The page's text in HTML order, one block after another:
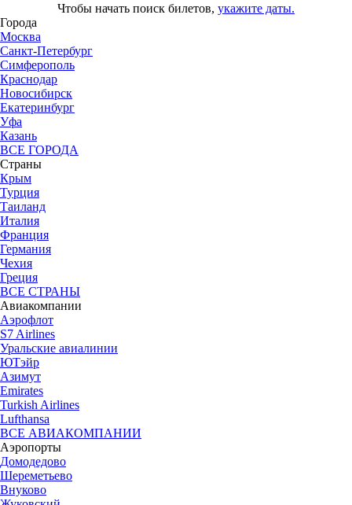
Чтобы начать поиск билетов, укажите даты.
Города
Москва
Санкт-Петербург
Симферополь
Краснодар
Новосибирск
Екатеринбург
Уфа
Казань
ВСЕ ГОРОДА
Страны
Крым
Турция
Таиланд
Италия
Франция
Германия
Чехия
Греция
ВСЕ СТРАНЫ
Авиакомпании
Аэрофлот
S7 Airlines
Уральские авиалинии
ЮТэйр
Азимут
Emirates
Turkish Airlines
Lufthansa
ВСЕ АВИАКОМПАНИИ
Аэропорты
Домодедово
Шереметьево
Внуково